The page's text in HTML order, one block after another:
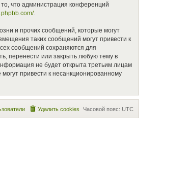
что администрация конференций
.
и прочих сообщений, которые могут
таких сообщений могут привести к
сообщений сохраняются для
перенести или закрыть любую тему в
не будет открыта третьим лицам
привести к несанкционированному
Часовой пояс: UTC
Удалить cookies